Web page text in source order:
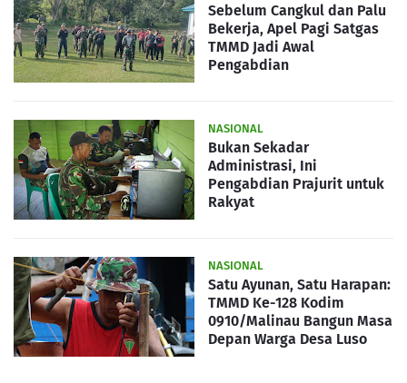
Sebelum Cangkul dan Palu
Bekerja, Apel Pagi Satgas
TMMD Jadi Awal
Pengabdian
NASIONAL
Bukan Sekadar
Administrasi, Ini
Pengabdian Prajurit untuk
Rakyat
NASIONAL
Satu Ayunan, Satu Harapan:
TMMD Ke-128 Kodim
0910/Malinau Bangun Masa
Depan Warga Desa Luso